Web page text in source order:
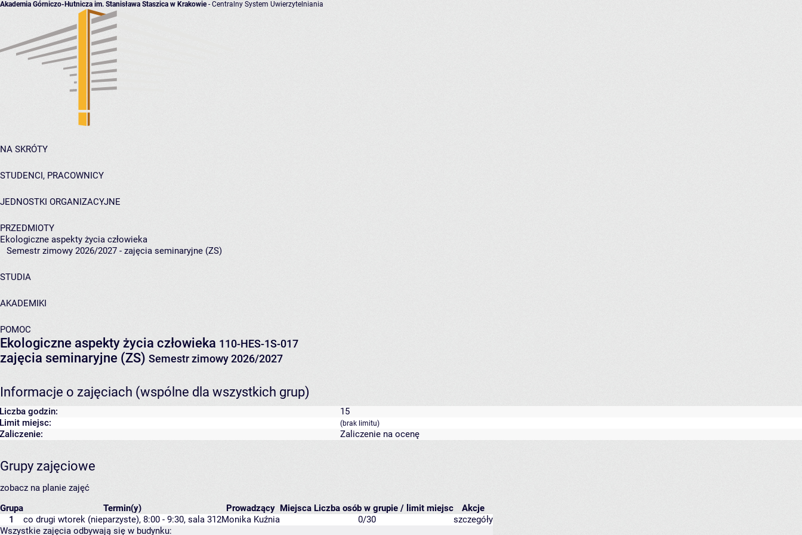
Akademia Górniczo-Hutnicza im. Stanisława Staszica w Krakowie- Centralny System Uwierzytelniania
NA SKRÓTY
STUDENCI, PRACOWNICY
JEDNOSTKI ORGANIZACYJNE
PRZEDMIOTY
Ekologiczne aspekty życia człowieka
Semestr zimowy 2026/2027 - zajęcia seminaryjne (ZS)
STUDIA
AKADEMIKI
POMOC
Ekologiczne aspekty życia człowieka 110-HES-1S-017
zajęcia seminaryjne (ZS) Semestr zimowy 2026/2027
Informacje o zajęciach (wspólne dla wszystkich grup)
Liczba godzin:
15
Limit miejsc:
(brak limitu)
Zaliczenie: Zaliczenie na ocenę
Grupy zajęciowe
zobacz na planie zajęć
Grupa
Termin(y) Prowadzący Miejsca Liczba osób w grupie / limit miejsc
Akcje
1
co drugi wtorek (nieparzyste), 8:00 - 9:30, sala 312Monika Kuźnia 0/30
szczegóły
Wszystkie zajęcia odbywają się w budynku: